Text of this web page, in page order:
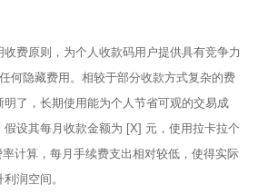
费原则，为个人收款码用户提供具有竞争力
何隐藏费用。相较于部分收款方式复杂的费
了，长期使用能为个人节省可观的交易成
设其每月收款金额为 [X] 元，使用拉卡拉个
计算，每月手续费支出相对较低，使得实际
润空间。​